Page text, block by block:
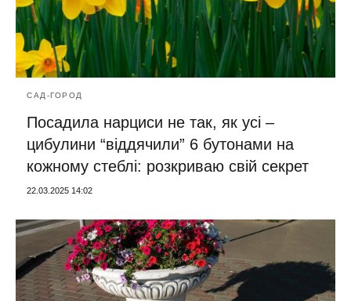
САД-ГОРОД
Посадила нарциси не так, як усі –
цибулини “віддячили” 6 бутонами на
кожному стеблі: розкриваю свій секрет
22.03.2025 14:02